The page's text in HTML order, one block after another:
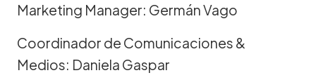
Marketing Manager: Germán Vago
Coordinador de Comunicaciones &
Medios: Daniela Gaspar